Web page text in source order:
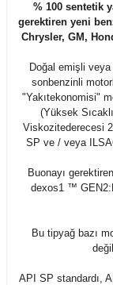
% 100 sentetik
gerektiren yeni
Chrysler, GM,
Doğal emişli
sonbenzinli
"Yakıtekonomisi"
(Yüksek
Viskozitederecesi
SP ve / veya
Buonayı
dexos1 ™
Bu tipyağ bazı
API SP standardı,